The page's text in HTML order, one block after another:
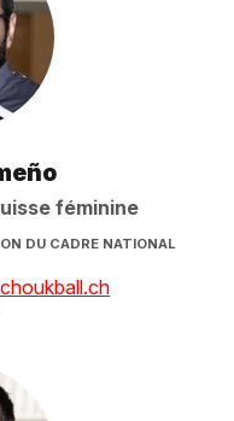
féminine
DU CADRE NATIONAL